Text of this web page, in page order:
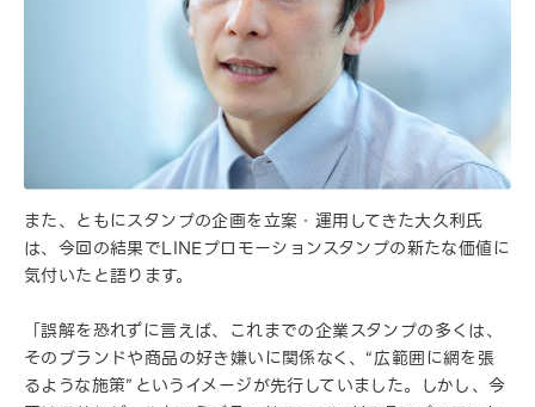
また、ともにスタンプの企画を立案・運用してきた大久利氏
は、今回の結果でLINEプロモーションスタンプの新たな価値に
気付いたと語ります。
「誤解を恐れずに言えば、これまでの企業スタンプの多くは、
そのブランドや商品の好き嫌いに関係なく、“広範囲に網を張
るような施策”というイメージが先行していました。しかし、今